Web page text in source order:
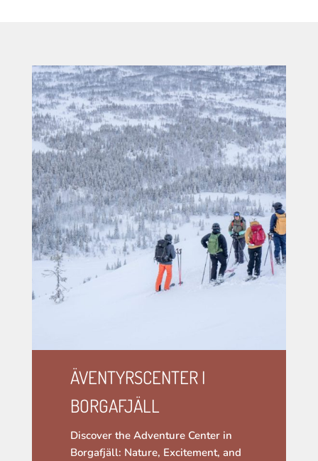
ÄVENTYRSCENTER I
BORGAFJÄLL
Discover the Adventure Center in
Borgafjäll: Nature, Excitement, and